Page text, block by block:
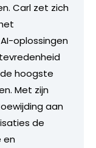
Carl zet zich
oplossingen
hoogste
Met zijn
aan
de
en